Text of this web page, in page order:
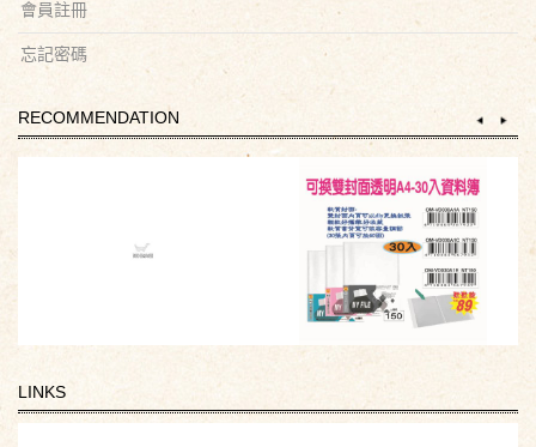
會員註冊
忘記密碼
RECOMMENDATION
LINKS